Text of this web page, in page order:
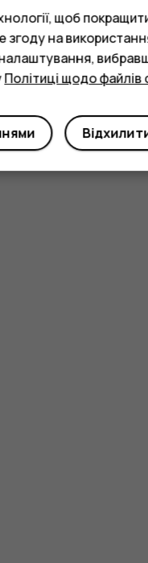
щоб
на
Політиці щодо файлів